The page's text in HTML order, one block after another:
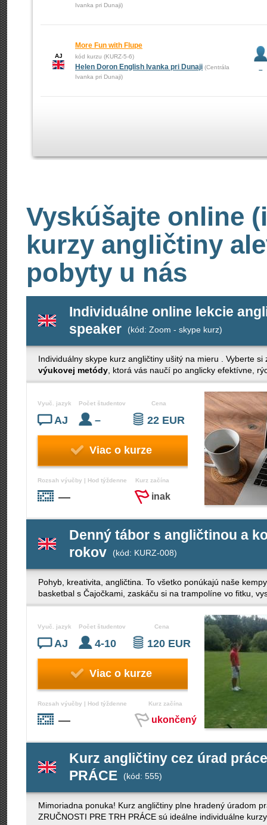
Ivanka pri Dunaji)
AJ
More Fun with Flupe‎
kód kurzu (KURZ-5-6)
Helen Doron English Ivanka pri Dunaji (Centrála
Ivanka pri Dunaji)
–
Vyskúšajte online
kurzy angličtiny
pobyty u nás
Individuálne online lekcie
speaker
(kód: Zoom - skype kurz)
Individuálny skype kurz angličtiny ušitý na mieru . Vyberte
výukovej metódy , ktorá vás naučí po anglicky efektívne,
Vyuč. jazyk
AJ
Počet študentov
–
Cena
22 EUR
Viac o kurze
Rozsah výučby | Hod týždenne
—
Kurz začína
inak
Denný tábor s angličtinou a
rokov
(kód: KURZ-008)
Pohyb, kreativita, angličtina. To všetko ponúkajú naše
basketbal s Čajočkami, zaskáču si na trampolíne vo fitku,
Vyuč. jazyk
AJ
Počet študentov
4-10
Cena
120 EUR
Viac o kurze
Rozsah výučby | Hod týždenne
—
Kurz začína
ukončený
Kurz angličtiny cez úrad
PRÁCE
(kód: 555)
Mimoriadna ponuka! Kurz angličtiny plne hradený úradom
ZRUČNOSTI PRE TRH PRÁCE sú ideálne individuálne